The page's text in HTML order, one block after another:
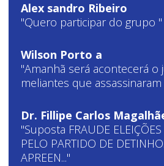
Alex sandro Ribeiro
"Quero participar do grupo "
Wilson Porto a
"Amanhã será acontecerá o
meliantes que assassinaram
Dr. Fillipe Carlos
"Suposta FRAUDE ELEIÇÕES
PELO PARTIDO DE
APREEN..."